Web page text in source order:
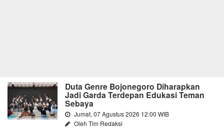
Duta Genre Bojonegoro Diharapkan
Jadi Garda Terdepan Edukasi Teman
Sebaya
Jumat, 07 Agustus 2026 12:00 WIB
Oleh Tim Redaksi